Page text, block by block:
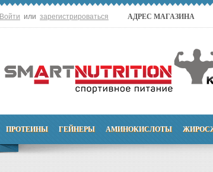
Войти или зарегистрироваться АДРЕС МАГАЗИНА
ПРОТЕИНЫ ГЕЙНЕРЫ АМИНОКИСЛОТЫ